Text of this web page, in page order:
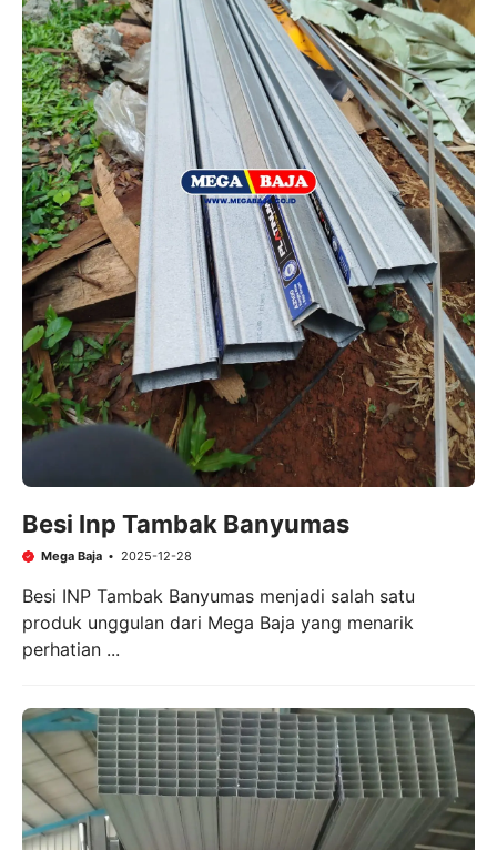
Besi Inp Tambak Banyumas
Mega Baja 2025-12-28
Besi INP Tambak Banyumas menjadi salah satu
produk unggulan dari Mega Baja yang menarik
perhatian ...